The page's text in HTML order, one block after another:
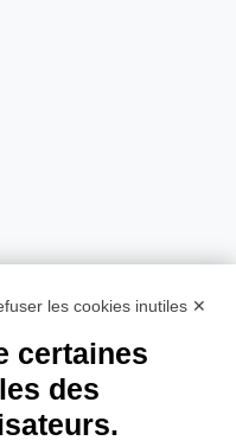
les cookies inutiles ✕
certaines
des